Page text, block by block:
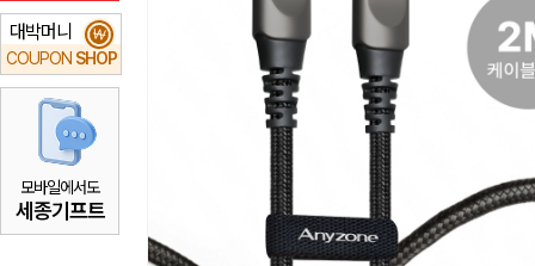
대박머니
COUPON SHOP
₩
모바일에서도
세종기프트